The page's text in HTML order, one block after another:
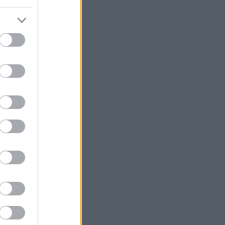
Πάρος: Χωρίς τις αισθήσεις του
4χρονο αγοράκι
Λίβανος: Η Βηρυτός αναφέρει
λιβανικού στρατού
να απέχουν από εργασίες σε
εξωτερικούς χώρους που μπορεί να
Θρήνος για τον Μέσι: Πέθανε ο
Χαμάς: Δηλώνει έτοιμη να εφαρμόσει
το ειρηνευτικό σχέδιο των ΗΠΑ για τη
Συνελήφθησαν 49χρονος και
μαφίας